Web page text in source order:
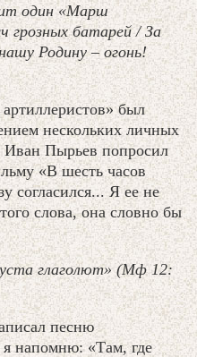
один «Марш
грозных батарей / За
Родину – огонь!
был
нескольких личных
Иван Пырьев попросил
«В шесть часов
согласился... Я ее не
слова, она словно бы
глаголют» (Мф 12:
песню
напомню: «Там, где